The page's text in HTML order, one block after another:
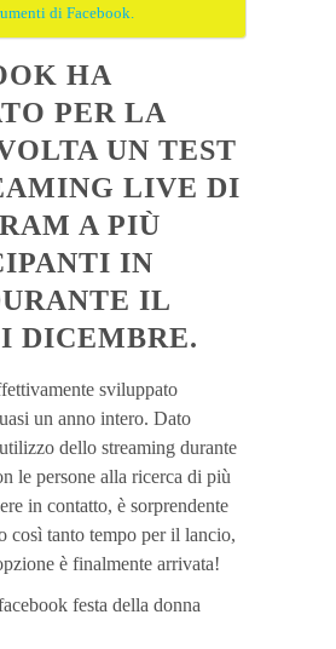
di Facebook.
HA
PER LA
UN TEST
LIVE DI
A PIÙ
IN
IL
DICEMBRE.
sviluppato
un anno intero. Dato
dello streaming durante
le persone alla ricerca di più
in contatto, è sorprendente
così tanto tempo per il lancio,
è finalmente arrivata!